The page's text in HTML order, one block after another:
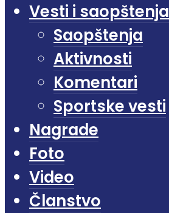
Vesti i saopštenja
Saopštenja
Aktivnosti
Komentari
Sportske vesti
Nagrade
Foto
Video
Članstvo